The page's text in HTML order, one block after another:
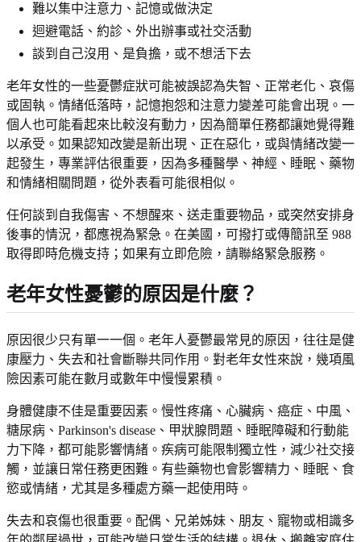
難以集中注意力、記憶或做決定
迴避電話、約診、外出辦事或社交活動
談到自己沒用、是負擔，或不想活下去
老年女性的一些憂鬱症狀可能被誤認為失智、正常老化、哀傷
或固執。情緒低落時，記憶抱怨和注意力變差可能會出現。一
個人也可能看起來比較沒有動力，因為簡單任務都讓她覺得難
以承受。如果認知改變是新出現、正在惡化，或與情緒改變一
起發生，專業評估很重要，因為多種醫學、神經、睡眠、藥物
和情緒相關問題，從外表看可能很相似。
任何談到自我傷害、不想醒來、送走重要物品，或突然安排身
後事的情況，都應視為緊急。在美國，可撥打或傳簡訊至 988
取得即時危機支持；如果有立即危險，請聯絡緊急服務。
老年女性憂鬱的原因是什麼？
原因很少只有單一一個。老年人憂鬱最常見的原因，往往是健
康壓力、失去和社會斷聯共同作用。對老年女性來說，幾項風
險因素可能在數月或數年中慢慢累積。
身體健康不佳是重要因素。慢性疼痛、心臟病、癌症、中風、
糖尿病、Parkinson's disease、甲狀腺問題、睡眠障礙和行動能
力下降，都可能影響情緒。疾病可能限制獨立性，減少社交接
觸，並讓日常任務更困難。有些藥物也會影響精力、睡眠、食
慾或情緒，尤其是多種處方藥一起使用時。
失去和哀傷也很重要。配偶、兄弟姊妹、朋友、寵物或相識多